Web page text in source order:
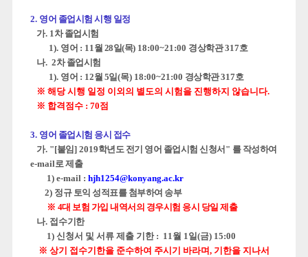
2. 영어 졸업시험 시행 일정
가. 1차 졸업시험
1). 영어 : 11월 28일(목) 18:00~21:00 경상학관317호
나. 2차 졸업시험
1). 영어 : 12월 5일(목) 18:00~21:00 경상학관317호
※해당 시행 일정 이외의 별도의 시험을 진행하지 않습니다.
※ 합격점수 : 70점
3. 영어 졸업시험 응시 접수
가. "[붙임 ] 2019학년도 전기 영어 졸업시험 신청서 " 를 작성하여
e-mail로 제출
1)e-mail :hjh1254@konyang.ac.kr
2) 정규 토익 성적표를 첨부하여 송부
※ 4대 보험 가입 내역서의 경우시험 응시 당일 제출
나. 접수기한
1) 신청서 및 서류 제출 기한 : 11월 1일(금) 15:00
※상기 접수기한을 준수하여 주시기 바라며, 기한을 지나서